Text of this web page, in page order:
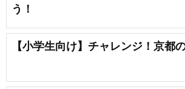
う！
【小学生向け】チャレンジ！京都